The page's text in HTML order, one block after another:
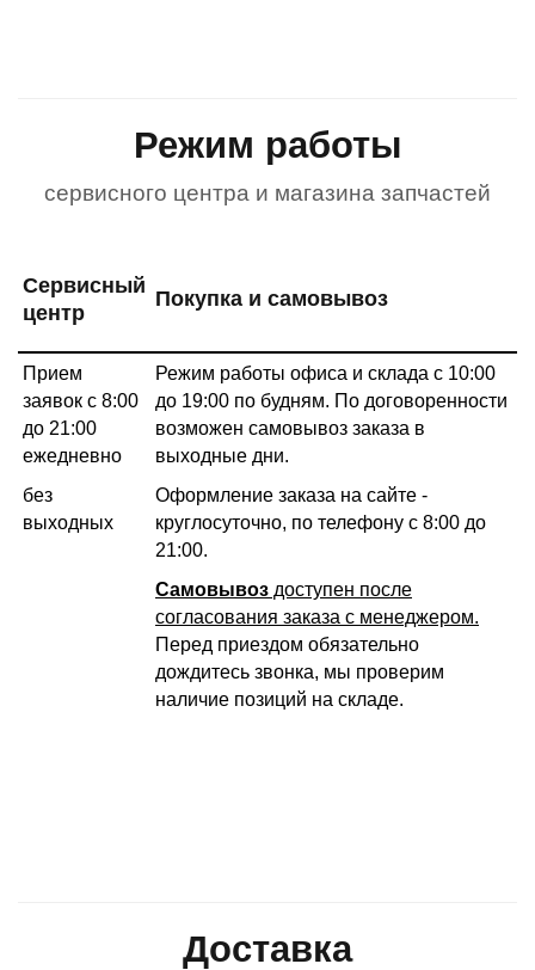
Режим работы
сервисного центра и магазина запчастей
Сервисный
центр
Покупка и самовывоз
Прием
заявок с 8:00
до 21:00
ежедневно
без
выходных
Режим работы офиса и склада с 10:00
до 19:00 по будням. По договоренности
возможен самовывоз заказа в
выходные дни.
Оформление заказа на сайте -
круглосуточно, по телефону с 8:00 до
21:00.
Самовывоз доступен после
согласования заказа с менеджером.
Перед приездом обязательно
дождитесь звонка, мы проверим
наличие позиций на складе.
Доставка